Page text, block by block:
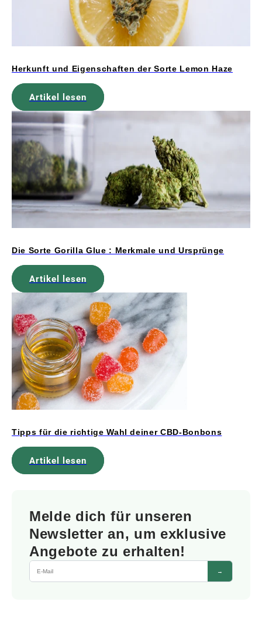
Herkunft und Eigenschaften der Sorte Lemon Haze
Artikel lesen
Die Sorte Gorilla Glue : Merkmale und Ursprünge
Artikel lesen
Tipps für die richtige Wahl deiner CBD-Bonbons
Artikel lesen
Melde dich für unseren
Newsletter an, um exklusive
Angebote zu erhalten!
→